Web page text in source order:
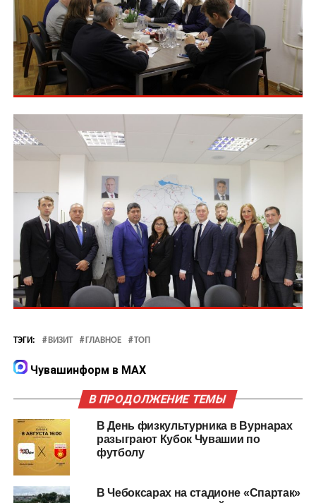
ТЭГИ: ВИЗИТ ГЛАВНОЕ ТОП
Чувашинформ в MAX
В ПРОДОЛЖЕНИЕ ТЕМЫ
В День физкультурника в Вурнарах
разыграют Кубок Чувашии по
футболу
В Чебоксарах на стадионе «Спартак»